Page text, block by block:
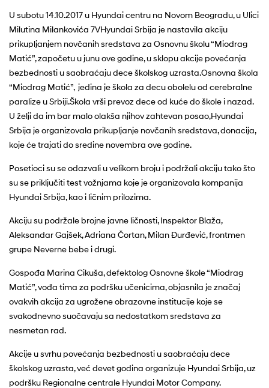
U subotu 14.10.2017 u Hyundai centru na Novom Beogradu, u Ulici
Milutina Milankovića 7VHyundai Srbija je nastavila akciju
prikupljanjem novčanih sredstava za Osnovnu školu “Miodrag
Matić”, započetu u junu ove godine, u sklopu akcije povećanja
bezbednosti u saobraćaju dece školskog uzrasta.Osnovna škola
“Miodrag Matić”, jedina je škola za decu obolelu od cerebralne
paralize u Srbiji.Škola vrši prevoz dece od kuće do škole i nazad.
U želji da im bar malo olakša njihov zahtevan posao,Hyundai
Srbija je organizovala prikupljanje novčanih sredstava, donacija,
koje će trajati do sredine novembra ove godine.
Posetioci su se odazvali u velikom broju i podržali akciju tako što
su se priključiti test vožnjama koje je organizovala kompanija
Hyundai Srbija, kao i ličnim prilozima.
Akciju su podržale brojne javne ličnosti, Inspektor Blaža,
Aleksandar Gajšek, Adriana Čortan, Milan Đurđević, frontmen
grupe Neverne bebe i drugi.
Gospođa Marina Cikuša, defektolog Osnovne škole “Miodrag
Matić”, vođa tima za podršku učenicima, objasnila je značaj
ovakvih akcija za ugrožene obrazovne institucije koje se
svakodnevno suočavaju sa nedostatkom sredstava za
nesmetan rad.
Akcije u svrhu povećanja bezbednosti u saobraćaju dece
školskog uzrasta, već devet godina organizuje Hyundai Srbija, uz
podršku Regionalne centrale Hyundai Motor Company.